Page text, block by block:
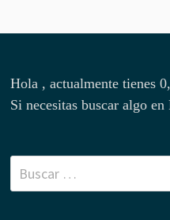
Hola , actualmente tienes
Si necesitas buscar algo
Buscar: